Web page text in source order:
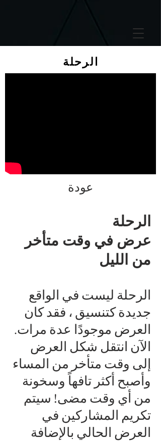
الرحلة
عودة
الرحلة
عرض في وقت متأخر
من الليل
الرحلة ليست في الواقع
جديدة كتنسيق ، فقد كان
العرض موجودًا عدة مرات.
الآن انتقل شكل العرض
إلى وقت متأخر من المساء
وأصبح أكثر تافهاً وسخونة
من أي وقت مضى! سيتم
تكريم المشاركين في
العرض الحالي بالإضافة